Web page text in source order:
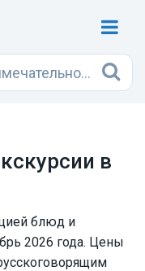
в
блюд и
2026 года. Цены